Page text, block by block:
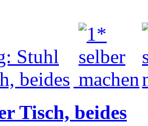
Tisch, beides